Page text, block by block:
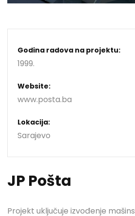
Godina radova na projektu:
1999.
Website:
www.posta.ba
Lokacija:
Sarajevo
JP Pošta
Projekt uključuje izvođenje